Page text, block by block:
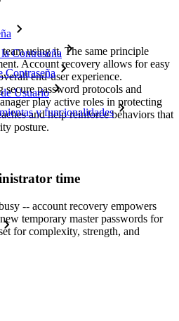
Contraseña
Contraseña
Usuario
y funcionalidades
using it. The same principle
Account recovery allows for easy
end-user experience.
password protocols and
play active roles in protecting
and help reinforce behaviors that
posture.
time
-- account recovery empowers
temporary master passwords for
for complexity, strength, and